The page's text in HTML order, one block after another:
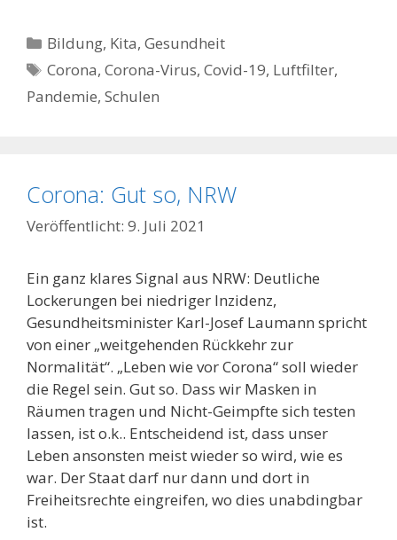
Kategorien
Bildung, Kita,Gesundheit
Schlagwörter
Corona,Corona-Virus,Covid-19, Luftfilter,
Pandemie, Schulen
Corona: Gut so, NRW
9. Juli 2021
Ein ganz klares Signal aus NRW: Deutliche
Lockerungen bei niedriger Inzidenz,
Gesundheitsminister Karl-Josef Laumann spricht
von einer „weitgehenden Rückkehr zur
Normalität“. „Leben wie vor Corona“ soll wieder
die Regel sein. Gut so. Dass wir Masken in
Räumen tragen und Nicht-Geimpfte sich testen
lassen, ist o.k.. Entscheidend ist, dass unser
Leben ansonsten meist wieder so wird, wie es
war. Der Staat darf nur dann und dort in
Freiheitsrechte eingreifen, wo dies unabdingbar
ist.